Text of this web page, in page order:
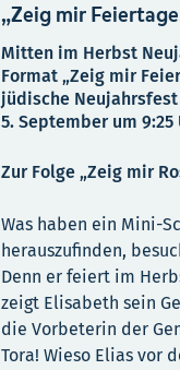
„Zeig mir
Mitten im Herbst
Format „Zeig mir
jüdische Neujahrsfest
5. September um
Zur Folge „Zeig mir
Was haben ein Mini-
herauszufinden,
Denn er feiert im
zeigt Elisabeth sein
die Vorbeterin der
Tora! Wieso Elias vor